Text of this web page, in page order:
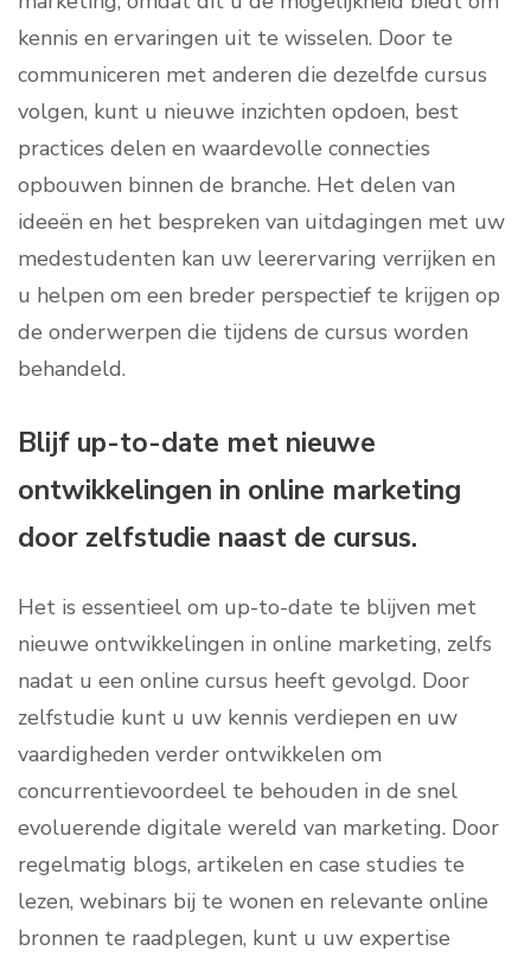
kennis en ervaringen uit te wisselen. Door te
communiceren met anderen die dezelfde cursus
volgen, kunt u nieuwe inzichten opdoen, best
practices delen en waardevolle connecties
opbouwen binnen de branche. Het delen van
ideeën en het bespreken van uitdagingen met uw
medestudenten kan uw leerervaring verrijken en
u helpen om een breder perspectief te krijgen op
de onderwerpen die tijdens de cursus worden
behandeld.
Blijf up-to-date met nieuwe
ontwikkelingen in online marketing
door zelfstudie naast de cursus.
Het is essentieel om up-to-date te blijven met
nieuwe ontwikkelingen in online marketing, zelfs
nadat u een online cursus heeft gevolgd. Door
zelfstudie kunt u uw kennis verdiepen en uw
vaardigheden verder ontwikkelen om
concurrentievoordeel te behouden in de snel
evoluerende digitale wereld van marketing. Door
regelmatig blogs, artikelen en case studies te
lezen, webinars bij te wonen en relevante online
bronnen te raadplegen, kunt u uw expertise